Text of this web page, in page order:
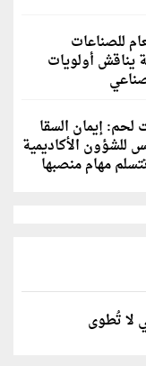
للصناعات
يناقش أولويات
لحم: إيمان السقا
للشؤون الأكاديمية
مهام منصبها
لا تُطوى